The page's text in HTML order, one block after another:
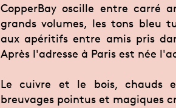
CopperBay oscille entre carré
grands volumes, les tons bleu
aux apéritifs entre amis pris
Après l'adresse à Paris est née
Le cuivre et le bois, chauds
breuvages pointus et magiques